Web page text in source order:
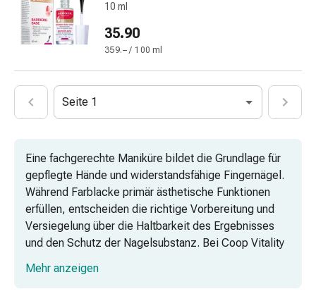
Mineralstoffe
Kombipräparate
Zahn-
Kariesprophylaxe
Munddesinfektionsmittel
Aphten
und
Mundentzündungen
Haar-
Medikamente
Haarausfallpräparate
10 ml
35.90
359.– / 100 ml
Seite 1
Eine fachgerechte Maniküre bildet die Grundlage für
gepflegte Hände und widerstandsfähige Fingernägel.
Während Farblacke primär ästhetische Funktionen
erfüllen, entscheiden die richtige Vorbereitung und
Versiegelung über die Haltbarkeit des Ergebnisses
und den Schutz der Nagelsubstanz. Bei Coop Vitality
finden Sie ein spezialisiertes Sortiment an
hochwertigen Produkten, die sowohl im privaten
Mehr anzeigen